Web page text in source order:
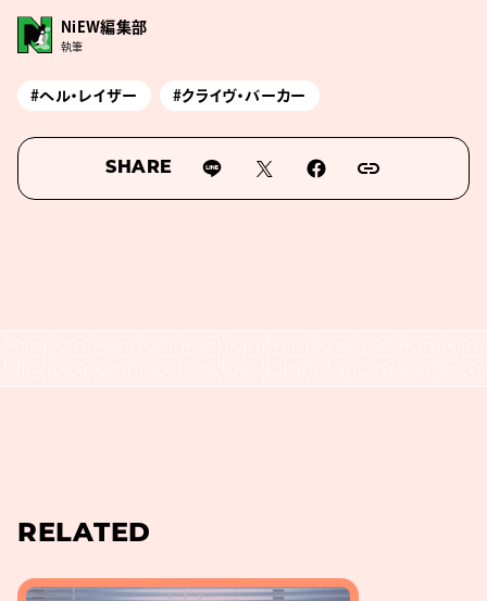
NiEW編集部
執筆
#ヘル・レイザー #クライヴ・バーカー
SHARE
RELATED